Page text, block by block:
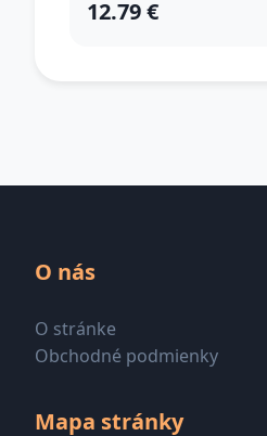
12.79 €
O nás
O stránke
Obchodné podmienky
Mapa stránky